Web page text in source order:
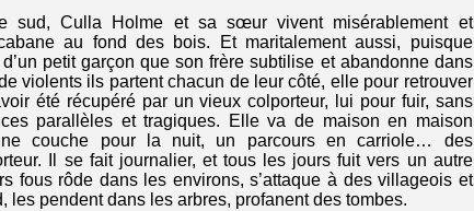
sud, Culla Holme et sa sœur vivent misérablement et
au fond des bois. Et maritalement aussi, puisque
petit garçon que son frère subtilise et abandonne dans
violents ils partent chacun de leur côté, elle pour retrouver
été récupéré par un vieux colporteur, lui pour fuir, sans
parallèles et tragiques. Elle va de maison en maison
couche pour la nuit, un parcours en carriole… des
Il se fait journalier, et tous les jours fuit vers un autre
fous rôde dans les environs, s’attaque à des villageois et
les pendent dans les arbres, profanent des tombes.